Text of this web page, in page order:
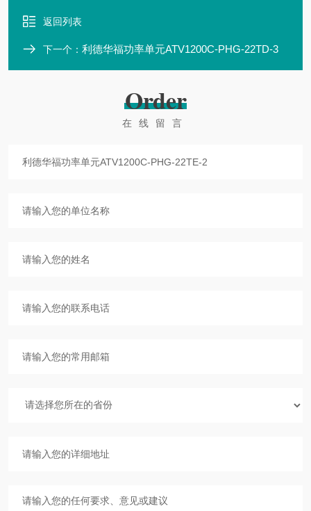
返回列表
下一个： 利德华福功率单元ATV1200C-PHG-22TD-3
Order
在线留言